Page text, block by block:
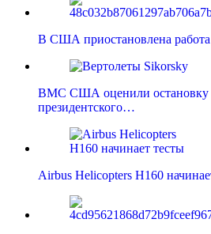
В США приостановлена
ВМС США оценили остановку
президентского…
Airbus Helicopters Н160